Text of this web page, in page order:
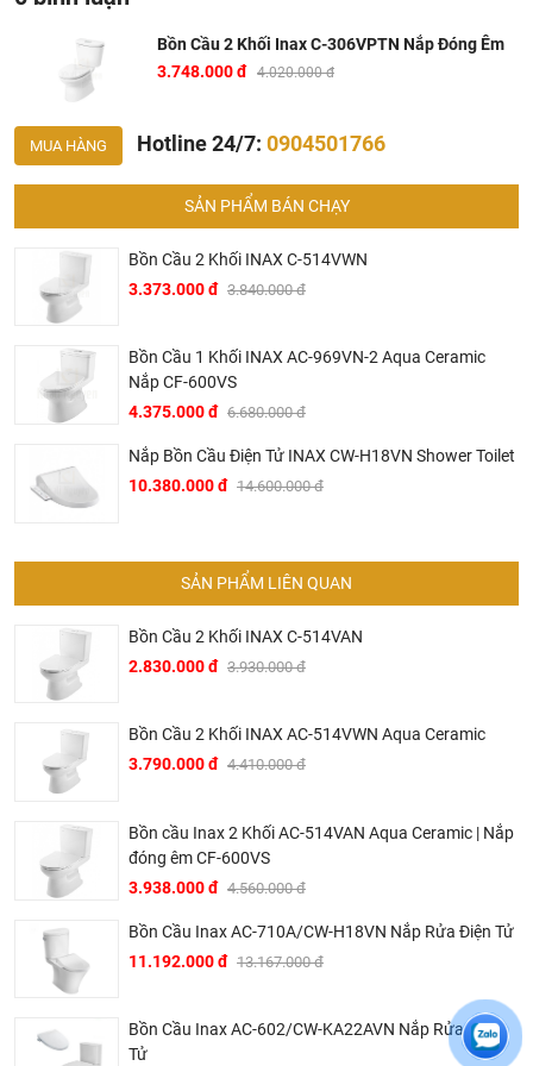
Thiết kế mới, khó bám bẩn, vệ sinh dễ dàng hơn, sạch
Siêu tiết kiệm nước (3,0 / 6,0 lít)
Xả nhấn 2 nút riêng biệt (đại/tiểu)
Kiểu thoát ngang
Sản phẩm không bao gồm bộ phụ kiện xả P-trap
11SV
Sản phẩm đang được bán tại siêu thị thiết bị bệ
sinh KhaLi Nguyen
Khalinguyen.vn là đơn vị cung cấp sản phẩm
thức và chính hãng tại Việt Nam, chúng tôi cam kết các
sản phẩm Inax được phân phối bởi Khalinguyen.vn là
chính hãng.
Bồn Cầu 2 Khối Inax C-306VPTN Nắp Đóng Êm
3.748.000 đ 4.020.000 đ
MUA HÀNG Hotline 24/7: 0904501766
SẢN PHẨM BÁN CHẠY
Bồn Cầu 2 Khối INAX C-514VWN
3.373.000 đ 3.840.000 đ
Bồn Cầu 1 Khối INAX AC-969VN-2 Aqua Ceramic
Nắp CF-600VS
4.375.000 đ 6.680.000 đ
Nắp Bồn Cầu Điện Tử INAX CW-H18VN Shower Toilet
10.380.000 đ 14.600.000 đ
SẢN PHẨM LIÊN QUAN
Bồn Cầu 2 Khối INAX C-514VAN
2.830.000 đ 3.930.000 đ
Bồn Cầu 2 Khối INAX AC-514VWN Aqua Ceramic
3.790.000 đ 4.410.000 đ
Bồn cầu Inax 2 Khối AC-514VAN Aqua Ceramic | Nắp
đóng êm CF-600VS
3.938.000 đ 4.560.000 đ
Bồn Cầu Inax AC-710A/CW-H18VN Nắp Rửa Điện Tử
11.192.000 đ 13.167.000 đ
Bồn Cầu Inax AC-602/CW-KA22AVN Nắp Rửa Điện
Tử